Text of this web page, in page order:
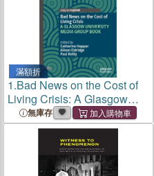
滿額折
1.Bad News on the Cost of
Living Crisis: A Glasgow
University Media Group
Book
無庫存